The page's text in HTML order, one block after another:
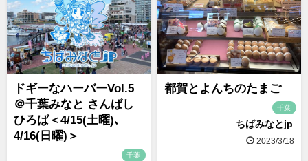
ドギーなハーバーVol.5
＠千葉みなと さんばし
ひろば＜4/15(土曜)､
4/16(日曜)＞
千葉
都賀とよんちのたまご
千葉
ちばみなとjp
2023/3/18